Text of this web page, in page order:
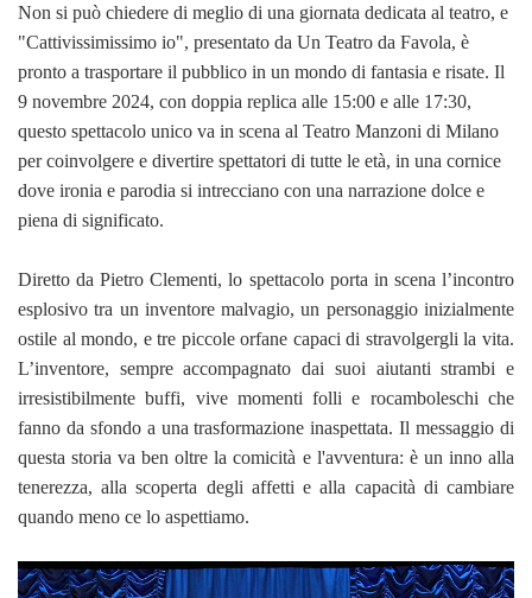
Non si può chiedere di meglio di una giornata dedicata al teatro, e
"Cattivissimissimo io", presentato da Un Teatro da Favola, è
pronto a trasportare il pubblico in un mondo di fantasia e risate. Il
9 novembre 2024, con doppia replica alle 15:00 e alle 17:30,
questo spettacolo unico va in scena al Teatro Manzoni di Milano
per coinvolgere e divertire spettatori di tutte le età, in una cornice
dove ironia e parodia si intrecciano con una narrazione dolce e
piena di significato.
Diretto da Pietro Clementi, lo spettacolo porta in scena l’incontro
esplosivo tra un inventore malvagio, un personaggio inizialmente
ostile al mondo, e tre piccole orfane capaci di stravolgergli la vita.
L’inventore, sempre accompagnato dai suoi aiutanti strambi e
irresistibilmente buffi, vive momenti folli e rocamboleschi che
fanno da sfondo a una trasformazione inaspettata. Il messaggio di
questa storia va ben oltre la comicità e l'avventura: è un inno alla
tenerezza, alla scoperta degli affetti e alla capacità di cambiare
quando meno ce lo aspettiamo.